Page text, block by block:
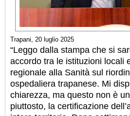
Trapani, 20 luglio 2025
“Leggo dalla stampa che si
accordo tra le istituzioni locali
regionale alla Sanità sul
ospedaliera trapanese. Mi
chiarezza, ma questo non è
piuttosto, la certificazione